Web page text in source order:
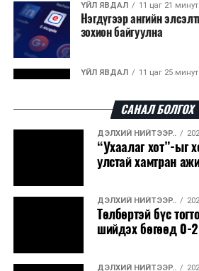
ҮЙЛ ЯВДАЛ 11 цаг 21 минут
Нэгдүгээр ангийн
зохион байгуулна
ҮЙЛ ЯВДАЛ 11 цаг 25 минут
талаас илүү хувь нь 13-
ҮЙЛ ЯВДАЛ 11 цаг 30 минут
Засгийн газар энэ оныг
хэмнэлтийн горимд
ХЭН ЮУ ХЭЛЭВ... 11 цаг 58
Шатахууны импортын
2027 оны хоёрдугаар
САНАЛ БОЛГОХ
ДЭЛХИЙ НИЙТЭЭР..
“Ухаалаг хот”-ыг
улстай хамтран
ДЭЛХИЙ НИЙТЭЭР..
Төлбөртэй бүс
шийдэх бөгөөд 0-
ДЭЛХИЙ НИЙТЭЭР..